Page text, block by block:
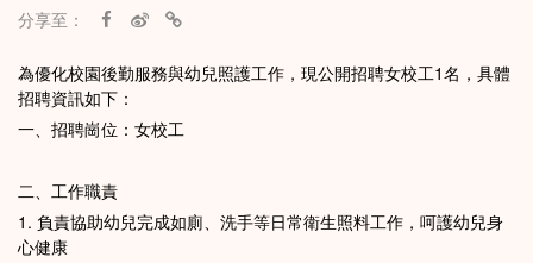
分享至：
為優化校園後勤服務與幼兒照護工作，現公開招聘女校工1名，具體
招聘資訊如下：
一、招聘崗位：女校工
二、工作職責
1. 負責協助幼兒完成如廁、洗手等日常衛生照料工作，呵護幼兒身
心健康